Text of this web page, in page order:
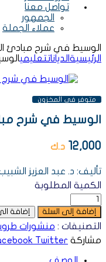
تواصل معنا
الجمهور
عملاء الجملة
الوسيط في شرح مبادئ
الرئيسية الدياناتتعليمي
AVAILABILITY:
متوفر فى المخزون
الوسيط في شرح
12,000 د.ك
تأليف: د. عبد العزيز
الكمية المطلوبة
إضافة إلى السلة إضافة
التصنيفات : منشورات
مشاركة Twitter